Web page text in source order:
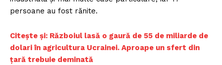
persoane au fost rănite.
Citește și: Războiul lasă o gaură de 55 de miliarde de
dolari în agricultura Ucrainei. Aproape un sfert din
țară trebuie deminată